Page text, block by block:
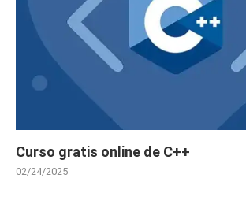
Curso gratis online de C++
02/24/2025